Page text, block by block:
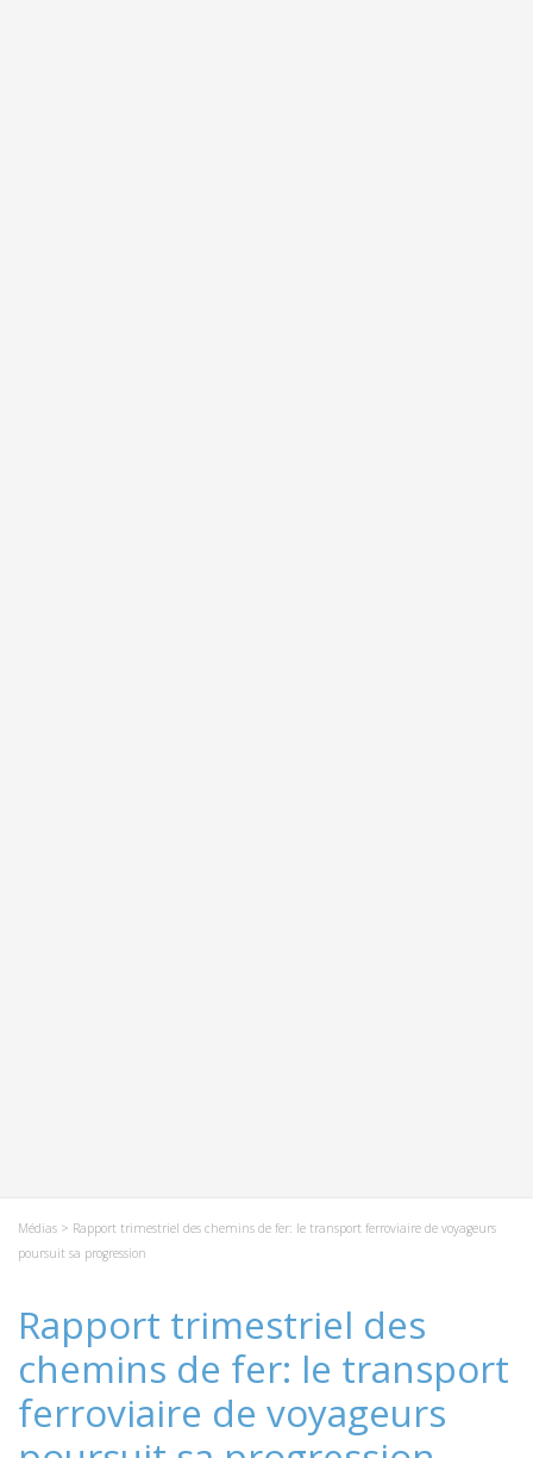
Médias > Rapport trimestriel des chemins de fer: le transport ferroviaire de voyageurs
poursuit sa progression
Rapport trimestriel des
chemins de fer: le transport
ferroviaire de voyageurs